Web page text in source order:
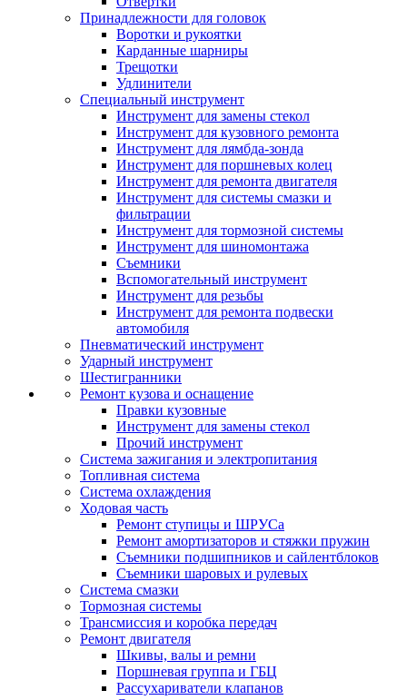
Принадлежности для головок
Воротки и рукоятки
Карданные шарниры
Трещотки
Удлинители
Специальный инструмент
Инструмент для замены стекол
Инструмент для кузовного ремонта
Инструмент для лямбда-зонда
Инструмент для поршневых колец
Инструмент для ремонта двигателя
Инструмент для системы смазки и
фильтрации
Инструмент для тормозной системы
Инструмент для шиномонтажа
Съемники
Вспомогательный инструмент
Инструмент для резьбы
Инструмент для ремонта подвески
автомобиля
Пневматический инструмент
Ударный инструмент
Шестигранники
Ремонт кузова и оснащение
Правки кузовные
Инструмент для замены стекол
Прочий инструмент
Система зажигания и электропитания
Топливная система
Система охлаждения
Ходовая часть
Ремонт ступицы и ШРУСа
Ремонт амортизаторов и стяжки пружин
Съемники подшипников и сайлентблоков
Съемники шаровых и рулевых
Система смазки
Тормозная системы
Трансмиссия и коробка передач
Ремонт двигателя
Шкивы, валы и ремни
Поршневая группа и ГБЦ
Рассухариватели клапанов